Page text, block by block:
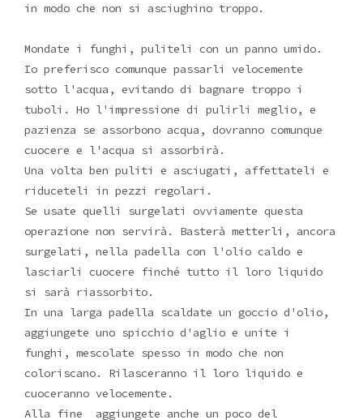
in modo che non si asciughino troppo.
Mondate i funghi, puliteli con un panno umido.
Io preferisco comunque passarli velocemente
sotto l'acqua, evitando di bagnare troppo i
tuboli. Ho l'impressione di pulirli meglio, e
pazienza se assorbono acqua, dovranno comunque
cuocere e l'acqua si assorbirà.
Una volta ben puliti e asciugati, affettateli e
riduceteli in pezzi regolari.
Se usate quelli surgelati ovviamente questa
operazione non servirà. Basterà metterli, ancora
surgelati, nella padella con l'olio caldo e
lasciarli cuocere finché tutto il loro liquido
si sarà riassorbito.
In una larga padella scaldate un goccio d'olio,
aggiungete uno spicchio d'aglio e unite i
funghi, mescolate spesso in modo che non
coloriscano. Rilasceranno il loro liquido e
cuoceranno velocemente.
Alla fine aggiungete anche un poco del